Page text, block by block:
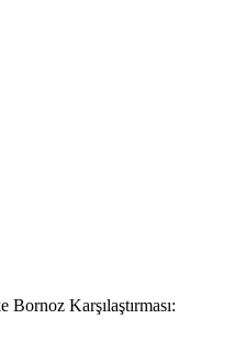
Karşılaştırması: